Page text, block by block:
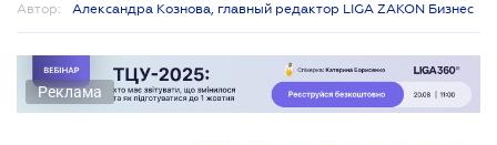
Автор: Александра Кознова, главный редактор LIGA ZAKON Бизнес
Реклама